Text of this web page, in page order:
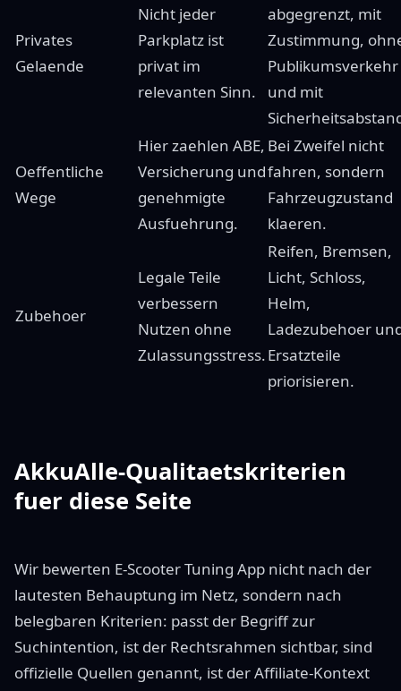
Privates
Gelaende
Nicht jeder
Parkplatz ist
privat im
relevanten Sinn.
abgegrenzt, mit
Zustimmung,
Publikumsverkehr
und mit
Oeffentliche
Wege
Hier zaehlen ABE,
Versicherung und
genehmigte
Ausfuehrung.
Bei Zweifel nicht
fahren, sondern
Fahrzeugzustand
klaeren.
Zubehoer
Legale Teile
verbessern
Nutzen ohne
Zulassungsstress.
Reifen, Bremsen,
Licht, Schloss,
Helm,
Ladezubehoer
Ersatzteile
priorisieren.
AkkuAlle-Qualitaetskriterien
fuer diese Seite
Wir bewerten E-Scooter Tuning App nicht nach der
lautesten Behauptung im Netz, sondern nach
belegbaren Kriterien: passt der Begriff zur
Suchintention, ist der Rechtsrahmen sichtbar, sind
offizielle Quellen genannt, ist der Affiliate-Kontext